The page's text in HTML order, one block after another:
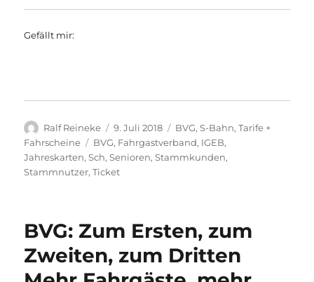
Gefällt mir:
Autor
Ralf Reineke
Veröffentlicht
am
9. Juli 2018 Kategorien
BVG,S-Bahn,Tarife +
Fahrscheine
Schlagwörter
BVG, Fahrgastverband, IGEB,
Jahreskarten,Sch,Senioren,Stammkunden,
Stammnutzer,Ticket
BVG: Zum Ersten, zum
Zweiten, zum Dritten